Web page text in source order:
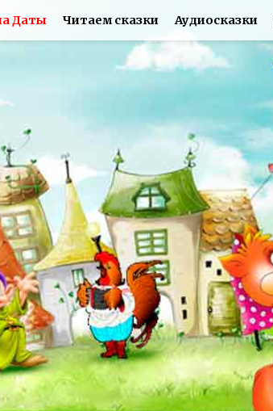
Даты Читаем сказки Аудиосказки